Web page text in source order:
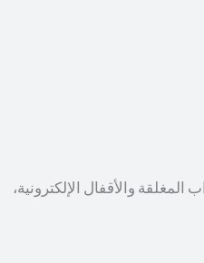
والأقفال الإلكترونية،